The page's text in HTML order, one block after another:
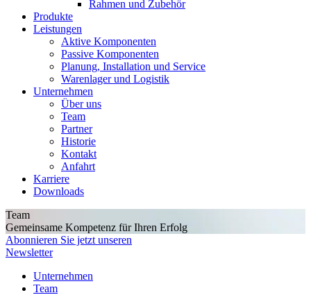
Rahmen und Zubehör
Produkte
Leistungen
Aktive Komponenten
Passive Komponenten
Planung, Installation und Service
Warenlager und Logistik
Unternehmen
Über uns
Team
Partner
Historie
Kontakt
Anfahrt
Karriere
Downloads
Team
Gemeinsame Kompetenz für Ihren Erfolg
Abonnieren Sie jetzt unseren
Newsletter
Unternehmen
Team